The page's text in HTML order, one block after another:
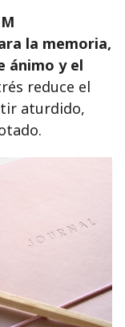
la memoria,
ánimo y el
reduce el
aturdido,